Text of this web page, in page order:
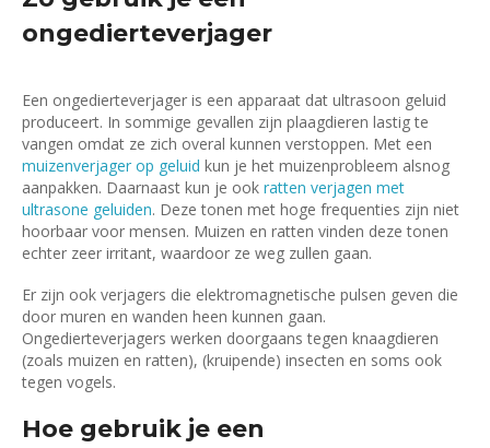
ongedierteverjager
Een ongedierteverjager is een apparaat dat ultrasoon geluid
produceert. In sommige gevallen zijn plaagdieren lastig te
vangen omdat ze zich overal kunnen verstoppen. Met een
muizenverjager op geluid kun je het muizenprobleem alsnog
aanpakken. Daarnaast kun je ook ratten verjagen met
ultrasone geluiden. Deze tonen met hoge frequenties zijn niet
hoorbaar voor mensen. Muizen en ratten vinden deze tonen
echter zeer irritant, waardoor ze weg zullen gaan.
Er zijn ook verjagers die elektromagnetische pulsen geven die
door muren en wanden heen kunnen gaan.
Ongedierteverjagers werken doorgaans tegen knaagdieren
(zoals muizen en ratten), (kruipende) insecten en soms ook
tegen vogels.
Hoe gebruik je een